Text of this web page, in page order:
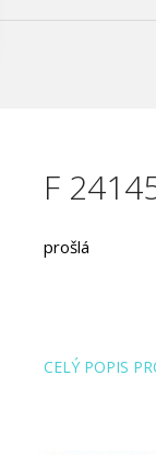
F
prošlá
CELÝ POPIS